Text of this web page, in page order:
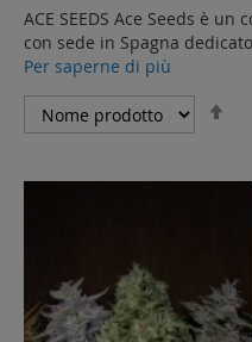
CBD Shop
Vapor Shop
Accessori
Promos
Blog
ACE SEEDS Ace Seeds è
con sede in Spagna
Per saperne di più